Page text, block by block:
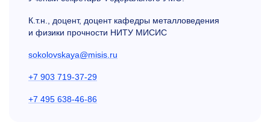
К.т.н., доцент, доцент кафедры металловедения
и физики прочности НИТУ МИСИС
sokolovskaya@misis.ru
+7 903 719-37-29
+7 495 638-46-86